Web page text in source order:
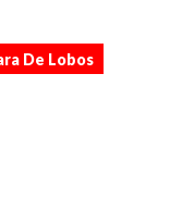
De Lobos